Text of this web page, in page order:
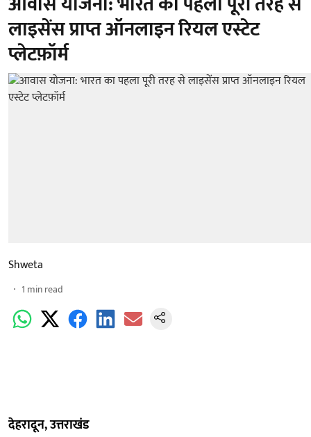
लाइसेंस प्राप्त ऑनलाइन रियल एस्टेट
प्लेटफ़ॉर्म
Shweta
1 min read
देहरादून, उत्तराखंड